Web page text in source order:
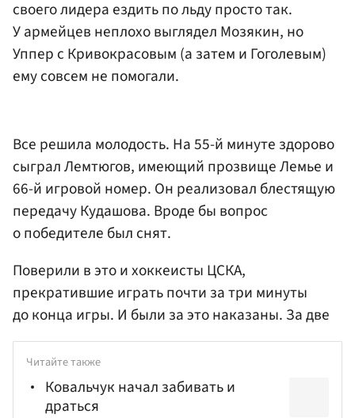
своего лидера ездить по льду просто так.
У армейцев неплохо выглядел Мозякин, но
Уппер с Кривокрасовым (а затем и Гоголевым)
ему совсем не помогали.
Все решила молодость. На 55-й минуте здорово
сыграл Лемтюгов, имеющий прозвище Лемье и
66-й игровой номер. Он реализовал блестящую
передачу Кудашова. Вроде бы вопрос
о победителе был снят.
Поверили в это и хоккеисты ЦСКА,
прекратившие играть почти за три минуты
до конца игры. И были за это наказаны. За две
Читайте также
Ковальчук начал забивать и
драться